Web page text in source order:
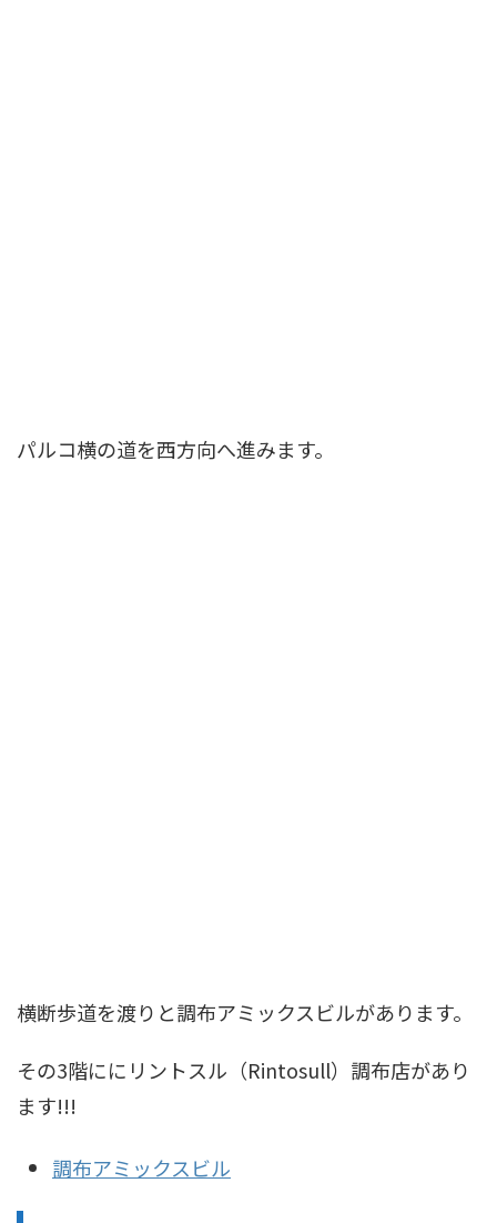
パルコ横の道を西方向へ進みます。
横断歩道を渡りと調布アミックスビルがあります。
その3階ににリントスル（Rintosull）調布店があり
ます!!!
調布アミックスビル